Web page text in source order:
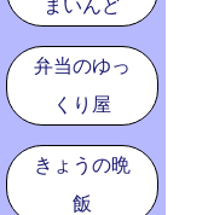
まいんど
弁当のゆっ
くり屋
きょうの晩
飯